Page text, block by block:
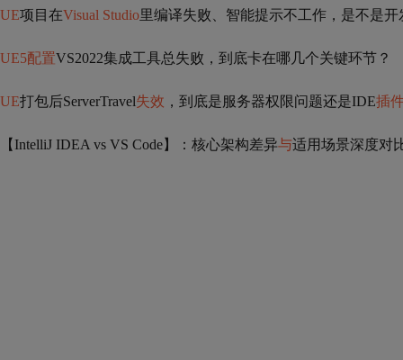
UE项目在Visual Studio里编译失败、智能提示不工作，是不是
UE5配置VS2022集成工具总失败，到底卡在哪几个关键环节？
UE打包后ServerTravel失效 ，到底是服务器权限问题还是IDE插
【IntelliJ IDEA vs VS Code】：核心架构差异与适用场景深度对